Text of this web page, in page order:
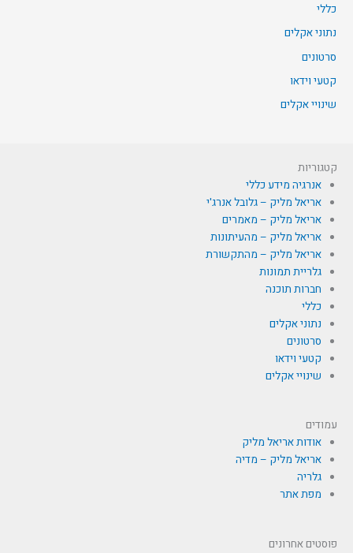
כללי
נתוני אקלים
סרטונים
קטעי וידאו
שינויי אקלים
קטגוריות
אנרגיה מידע כללי
אריאל מליק – גלובל אנרג'י
אריאל מליק – מאמרים
אריאל מליק – מהעיתונות
אריאל מליק – מהתקשורת
גלריית תמונות
חברות תוכנה
כללי
נתוני אקלים
סרטונים
קטעי וידאו
שינויי אקלים
עמודים
אודות אריאל מליק
אריאל מליק – מדיה
גלריה
מפת אתר
פוסטים אחרונים